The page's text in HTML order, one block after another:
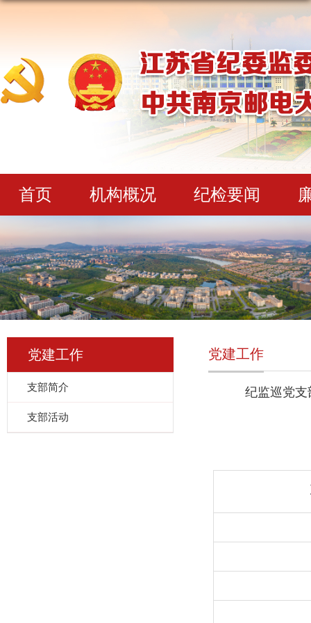
首页 机构概况 纪检要闻
党建工作
支部简介
支部活动
党建工作
纪监巡党支部